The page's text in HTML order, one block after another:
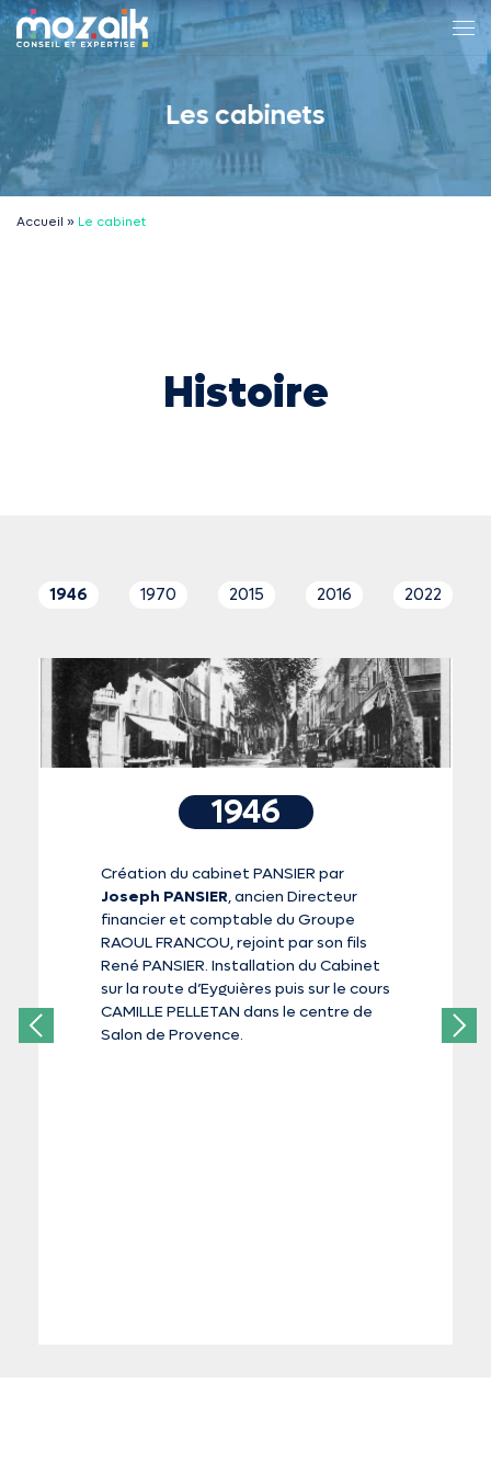
Passer au contenu
Les cabinets
Accueil » Le cabinet
Histoire
1946 1970 2015 2016 2022
1946
Création du cabinet PANSIER par
Joseph PANSIER, ancien Directeur
financier et comptable du Groupe
RAOUL FRANCOU, rejoint par son fils
René PANSIER. Installation du Cabinet
sur la route d’Eyguières puis sur le cours
CAMILLE PELLETAN dans le centre de
Salon de Provence.